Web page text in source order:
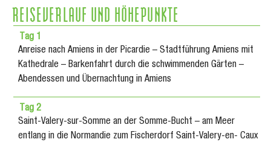
REISEVERLAUF UND HÖHEPUNKTE
Tag 1
Anreise nach Amiens in der Picardie – Stadtführung Amiens mit
Kathedrale – Barkenfahrt durch die schwimmenden Gärten –
Abendessen und Übernachtung in Amiens
Tag 2
Saint-Valery-sur-Somme an der Somme-Bucht – am Meer
entlang in die Normandie zum Fischerdorf Saint-Valery-en- Caux